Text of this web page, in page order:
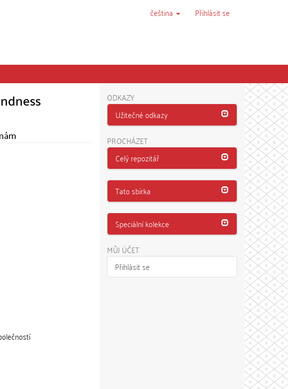
čeština Přihlásit se
ODKAZY
Užitečné odkazy
PROCHÁZET
Celý repozitář
Tato sbírka
Speciální kolekce
MŮJ ÚČET
Přihlásit se